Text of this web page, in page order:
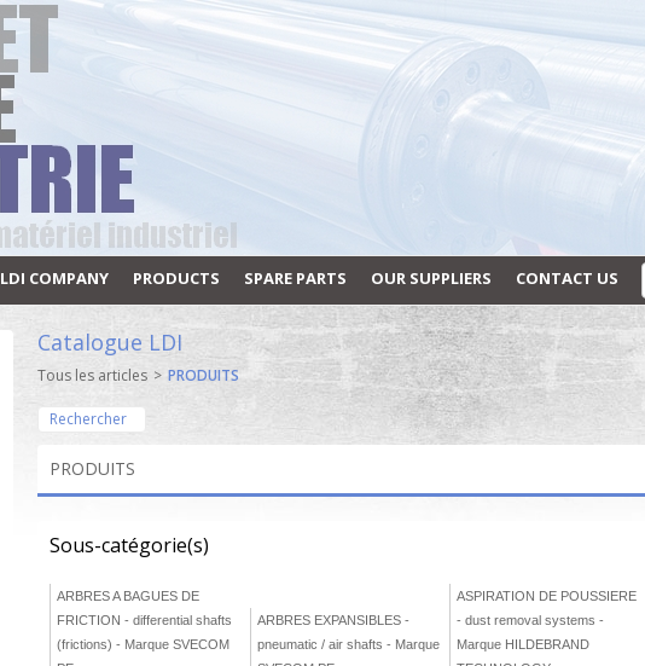
LDI COMPANY PRODUCTS SPARE PARTS OUR SUPPLIERS CONTACT US
Catalogue LDI
Tous les articles > PRODUITS
Rechercher
PRODUITS
Sous-catégorie(s)
ARBRES A BAGUES DE
FRICTION - differential shafts
(frictions) - Marque SVECOM
ARBRES EXPANSIBLES -
pneumatic / air shafts - Marque
ASPIRATION DE POUSSIERE
- dust removal systems -
Marque HILDEBRAND